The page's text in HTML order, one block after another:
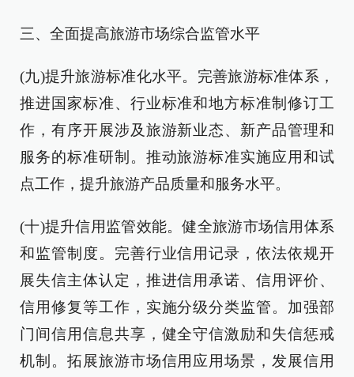
三、全面提高旅游市场综合监管水平
(九)提升旅游标准化水平。完善旅游标准体系，
推进国家标准、行业标准和地方标准制修订工
作，有序开展涉及旅游新业态、新产品管理和
服务的标准研制。推动旅游标准实施应用和试
点工作，提升旅游产品质量和服务水平。
(十)提升信用监管效能。健全旅游市场信用体系
和监管制度。完善行业信用记录，依法依规开
展失信主体认定，推进信用承诺、信用评价、
信用修复等工作，实施分级分类监管。加强部
门间信用信息共享，健全守信激励和失信惩戒
机制。拓展旅游市场信用应用场景，发展信用